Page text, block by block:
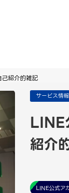
紹介的雑記
サービス情報
紹介
LINE公式ア